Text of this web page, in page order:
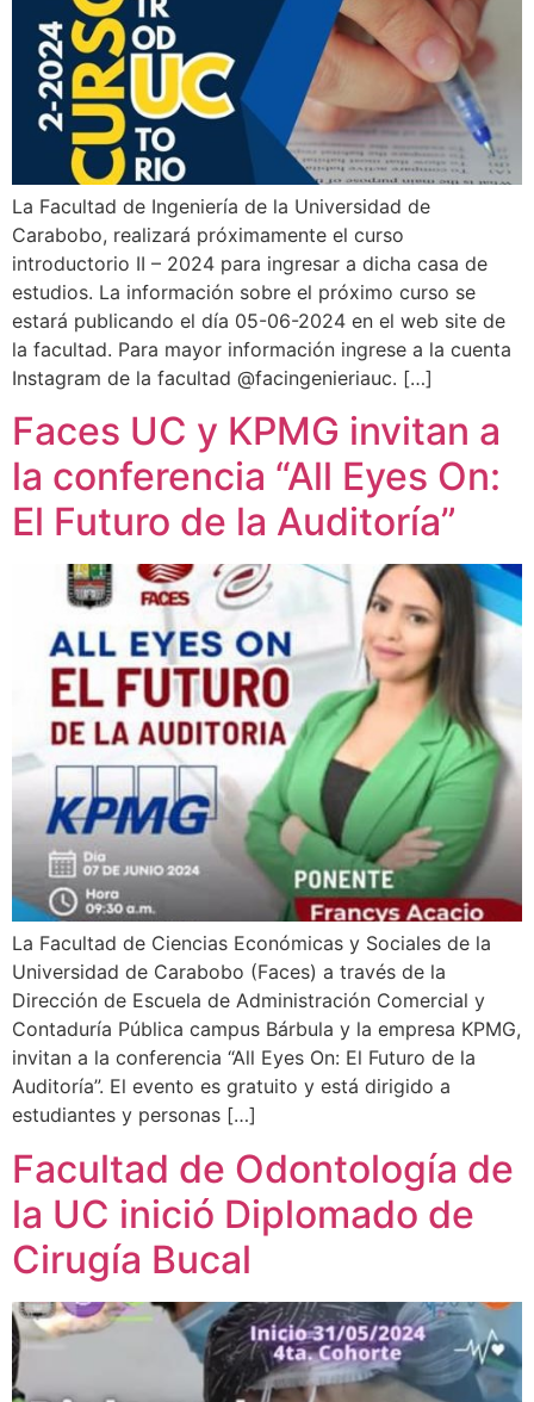
La Facultad de Ingeniería de la Universidad de
Carabobo, realizará próximamente el curso
introductorio II – 2024 para ingresar a dicha casa de
estudios. La información sobre el próximo curso se
estará publicando el día 05-06-2024 en el web site de
la facultad. Para mayor información ingrese a la cuenta
Instagram de la facultad @facingenieriauc. […]
Faces UC y KPMG invitan a
la conferencia “All Eyes On:
El Futuro de la Auditoría”
La Facultad de Ciencias Económicas y Sociales de la
Universidad de Carabobo (Faces) a través de la
Dirección de Escuela de Administración Comercial y
Contaduría Pública campus Bárbula y la empresa KPMG,
invitan a la conferencia “All Eyes On: El Futuro de la
Auditoría”. El evento es gratuito y está dirigido a
estudiantes y personas […]
Facultad de Odontología de
la UC inició Diplomado de
Cirugía Bucal